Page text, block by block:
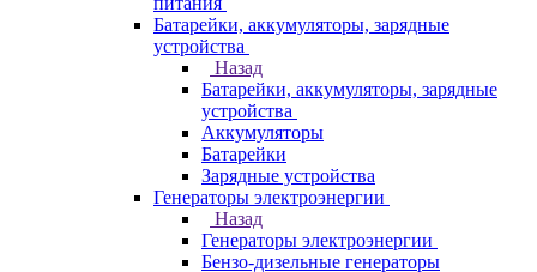
Батарейки, аккумуляторы, зарядные
устройства
Назад
Батарейки, аккумуляторы, зарядные
устройства
Аккумуляторы
Батарейки
Зарядные устройства
Генераторы электроэнергии
Назад
Генераторы электроэнергии
Бензо-дизельные генераторы